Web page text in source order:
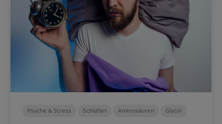
Psyche & Stress Schlafen Aminosäuren Glycin